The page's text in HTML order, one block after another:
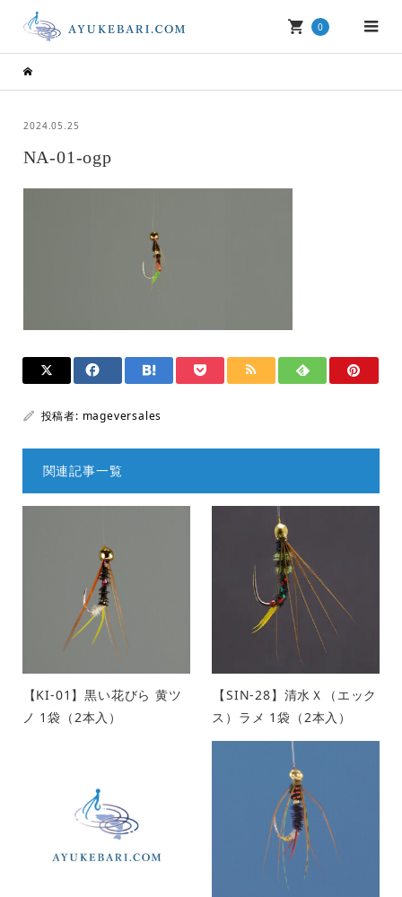
0
2024.05.25
NA-01-ogp
投稿者: mageversales
関連記事一覧
【KI-01】黒い花びら 黄ツ
ノ 1袋（2本入）
【SIN-28】清水Ｘ（エック
ス）ラメ 1袋（2本入）